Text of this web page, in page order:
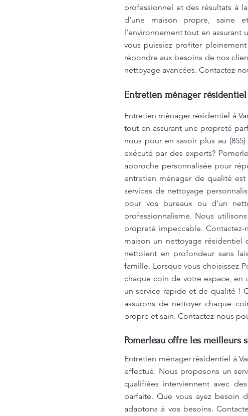
professionnel et des résultats à
d’une maison propre, saine
l’environnement tout en assurant
vous puissiez profiter
répondre aux besoins de nos
nettoyage avancées. Contactez-
Entretien ménager
Entretien ménager résidentiel à
tout en assurant une propreté
nous pour en savoir plus au (855)
exécuté par des experts?
approche personnalisée pour
entretien ménager de qualité
services de nettoyage
pour vos bureaux ou d'un
professionnalisme. Nous
propreté impeccable.
maison un nettoyage
nettoient en profondeur sans
famille. Lorsque vous choisissez
chaque coin de votre espace, en
un service rapide et de qualité !
assurons de nettoyer chaque
propre et sain. Contactez-nous
Pomerleau offre les meilleurs
Entretien ménager résidentiel à
effectué. Nous proposons un
qualifiées interviennent avec
parfaite. Que vous ayez besoin
adaptons à vos besoins.